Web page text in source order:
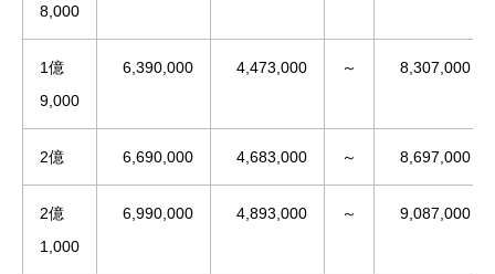
8,000
1億
9,000
6,390,000 4,473,000 ～ 8,307,000
2億 6,690,000 4,683,000 ～ 8,697,000
2億
1,000
6,990,000 4,893,000 ～ 9,087,000